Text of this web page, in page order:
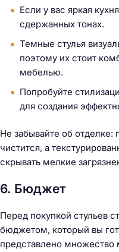
Если у вас яркая
сдержанных тонах.
Темные стулья
поэтому их стоит
мебелью.
Попробуйте
для создания
Не забывайте об отделке:
чистится, а
скрывать мелкие
6. Бюджет
Перед покупкой стульев
бюджетом, который вы
представлено